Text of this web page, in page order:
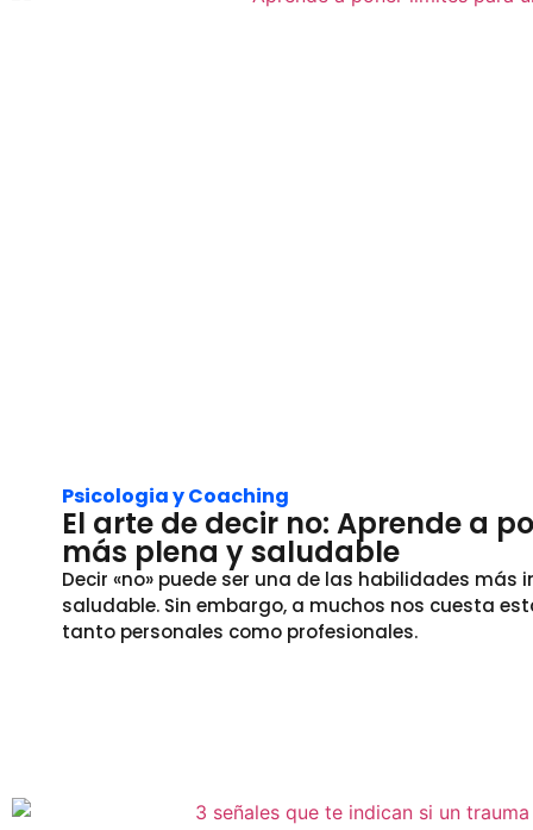
Psicologia y Coaching
El arte de decir no: Aprende a
más plena y saludable
Decir «no» puede ser una de las habilidades
saludable. Sin embargo, a muchos nos cuesta
tanto personales como profesionales.